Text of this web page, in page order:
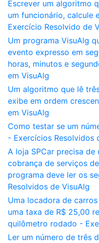
Escrever um algoritmo
um funcionário, calcule
Exercício Resolvido de
Um programa VisuAlg
evento expresso em
horas, minutos e
em VisuAlg
Um algoritmo que lê
exibe em ordem
em VisuAlg
Como testar se um
- Exercícios Resolvidos
A loja SPCar precisa
cobrança de serviços
programa deve ler os
Resolvidos de VisuAlg
Uma locadora de
uma taxa de R$ 25,00
quilômetro rodado -
Ler um número de três